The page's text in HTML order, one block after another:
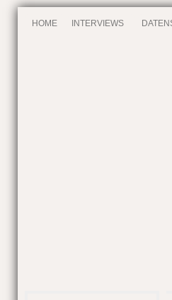
HOME INTERVIEWS